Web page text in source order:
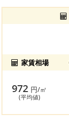
家賃相場
972 円/㎡
(平均値)